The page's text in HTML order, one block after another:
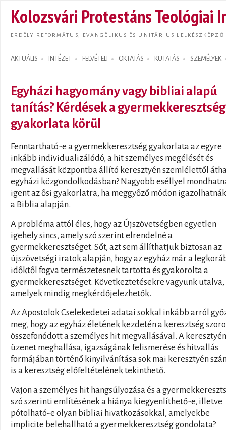
Kolozsvári Protestáns Teológiai
ERDÉLY REFORMÁTUS, EVANGÉLIKUS ÉS UNITÁRIUS LELKÉSZKÉPZŐ
AKTUÁLIS INTÉZET FELVÉTELI OKTATÁS KUTATÁS SZEMÉLYEK
Search form
Egyházi hagyomány vagy bibliai alapú
tanítás? Kérdések a gyermekkeresztség
gyakorlata körül
Fenntartható-e a gyermekkeresztség gyakorlata az egyre
inkább individualizálódó, a hit személyes megélését és
megvallását központba állító keresztyén szemlélettől
egyházi közgondolkodásban? Nagyobb eséllyel
igent az ősi gyakorlatra, ha meggyőző módon
a Biblia alapján.
A probléma attól éles, hogy az Újszövetségben egyetlen
igehely sincs, amely szó szerint elrendelné a
gyermekkeresztséget. Sőt, azt sem állíthatjuk biztosan az
újszövetségi iratok alapján, hogy az egyház már a
időktől fogva természetesnek tartotta és gyakorolta a
gyermekkeresztséget. Következtetésekre vagyunk utalva,
amelyek mindig megkérdőjelezhetők.
Az Apostolok Cselekedetei adatai sokkal inkább arról
meg, hogy az egyház életének kezdetén a keresztség
összefonódott a személyes hit megvallásával. A keresztyén
üzenet meghallása, igazságának felismerése és hitvallás
formájában történő kinyilvánítása sok mai keresztyén
is a keresztség előfeltételének tekinthető.
Vajon a személyes hit hangsúlyozása és a
szó szerinti említésének a hiánya kiegyenlíthető-e, illetve
pótolható-e olyan bibliai hivatkozásokkal, amelyekbe
implicite belehallható a gyermekkeresztség gondolata?